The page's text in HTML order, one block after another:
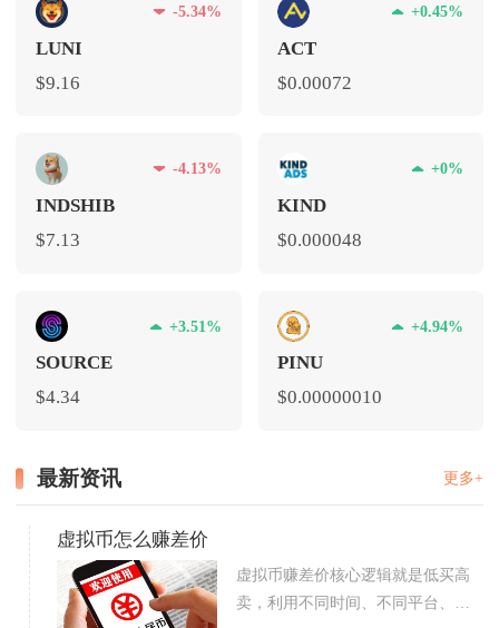
-5.34%
LUNI
$9.16
+0.45%
ACT
$0.00072
-4.13%
INDSHIB
$7.13
+0%
KIND
$0.000048
+3.51%
SOURCE
$4.34
+4.94%
PINU
$0.00000010
最新资讯 更多+
虚拟币怎么赚差价
虚拟币赚差价核心逻辑就是低买高
卖，利用不同时间、不同平台、